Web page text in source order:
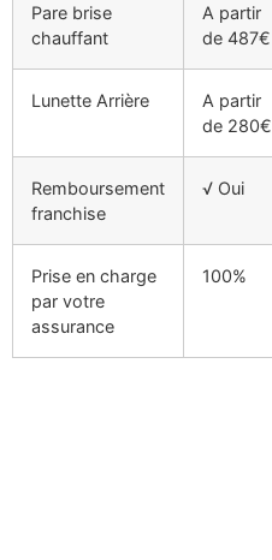
Pare brise
chauffant
A partir
de 487€
Lunette Arrière
A partir
de 280€
Remboursement
franchise
√ Oui
Prise en charge
par votre
assurance
100%